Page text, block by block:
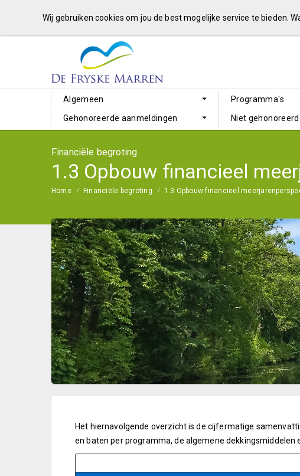
Wij gebruiken cookies om jou de best mogelijke service te bieden.
Algemeen Programma's
Gehonoreerde aanmeldingen
Niet
Financiële begroting
1.3 Opbouw financieel
Home Financiële begroting 1.3 Opbouw financieel
Het hiernavolgende overzicht is de cijfermatige
en baten per programma, de algemene dekkingsmiddelen